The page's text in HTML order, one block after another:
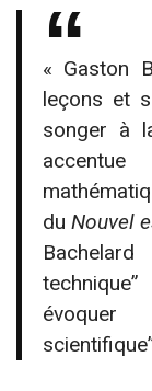
« Gaston
leçons et
songer à
duNouvel
évoquer